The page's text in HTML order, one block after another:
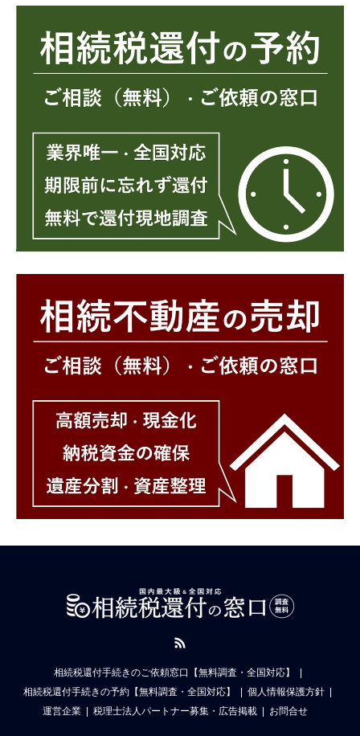
相続税還付手続きのご依頼窓口【無料調査・全国対応】
相続税還付手続きの予約【無料調査・全国対応】
個人情報保護方針
運営企業
税理士法人パートナー募集・広告掲載 お問合せ